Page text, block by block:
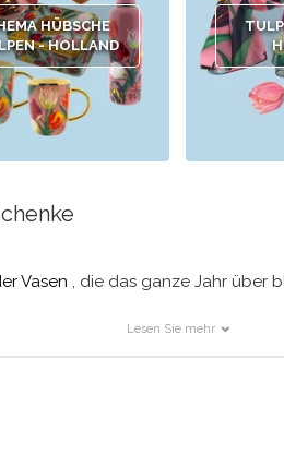
HÜBSCHE
- HOLLAND
Vasen , die das ganze Jahr über
Lesen Sie mehr